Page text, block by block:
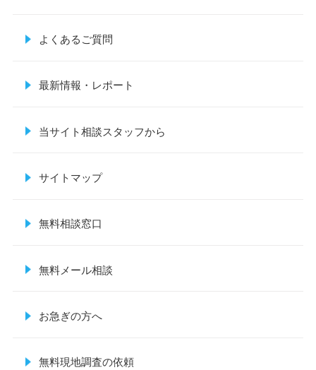
よくあるご質問
最新情報・レポート
当サイト相談スタッフから
サイトマップ
無料相談窓口
無料メール相談
お急ぎの方へ
無料現地調査の依頼